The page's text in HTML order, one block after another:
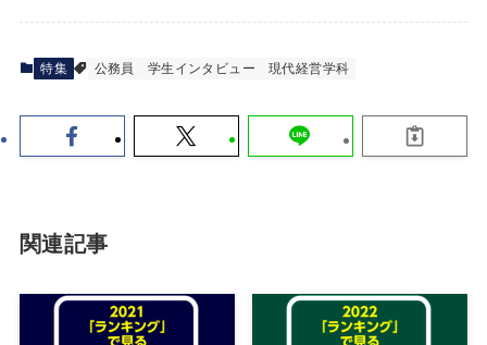
特集 公務員 学生インタビュー 現代経営学科
関連記事